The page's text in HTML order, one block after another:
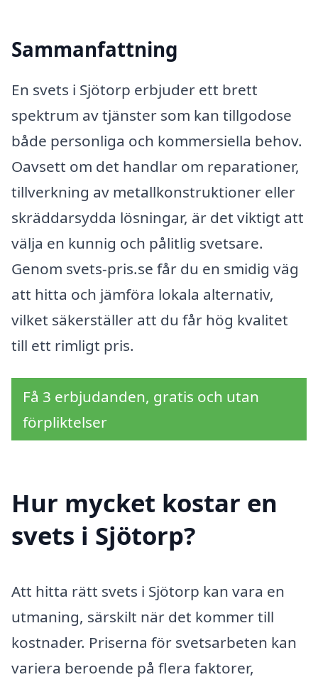
Sammanfattning
En svets i Sjötorp erbjuder ett brett
spektrum av tjänster som kan tillgodose
både personliga och kommersiella behov.
Oavsett om det handlar om reparationer,
tillverkning av metallkonstruktioner eller
skräddarsydda lösningar, är det viktigt att
välja en kunnig och pålitlig svetsare.
Genom svets-pris.se får du en smidig väg
att hitta och jämföra lokala alternativ,
vilket säkerställer att du får hög kvalitet
till ett rimligt pris.
Få 3 erbjudanden, gratis och utan
förpliktelser
Hur mycket kostar en
svets i Sjötorp?
Att hitta rätt svets i Sjötorp kan vara en
utmaning, särskilt när det kommer till
kostnader. Priserna för svetsarbeten kan
variera beroende på flera faktorer,